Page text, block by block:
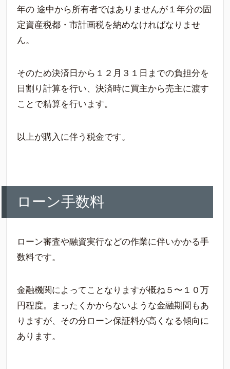
年の 途中から所有者ではありませんが１年分の固
定資産税都・市計画税を納めなければなりませ
ん。
そのため決済日から１２月３１日までの負担分を
日割り計算を行い、決済時に買主から売主に渡す
ことで精算を行います。
以上が購入に伴う税金です。
ローン手数料
ローン審査や融資実行などの作業に伴いかかる手
数料です。
金融機関によってことなりますが概ね５〜１０万
円程度。まったくかからないような金融期間もあ
りますが、その分ローン保証料が高くなる傾向に
あります。